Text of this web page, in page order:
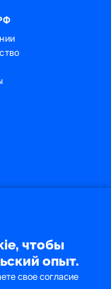
чтобы
опыт.
свое согласие